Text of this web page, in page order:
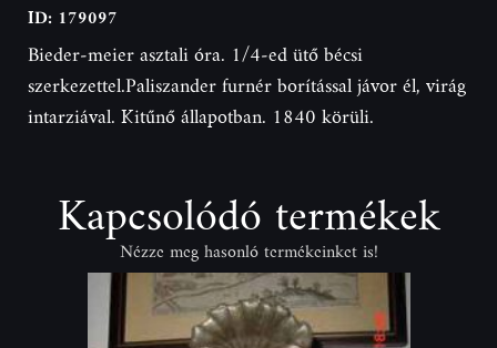
ID: 179097
Bieder-meier asztali óra. 1/4-ed ütő bécsi
szerkezettel.Paliszander furnér borítással jávor él, virág
intarziával. Kitűnő állapotban. 1840 körüli.
Kapcsolódó termékek
Nézze meg hasonló termékeinket is!